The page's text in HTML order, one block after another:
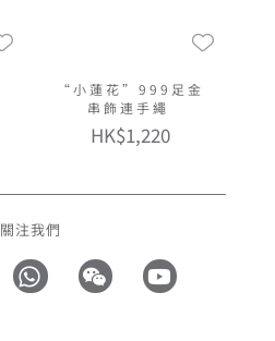
“小蓮花”999足金
串飾連手繩
HK$1,220
關注我們